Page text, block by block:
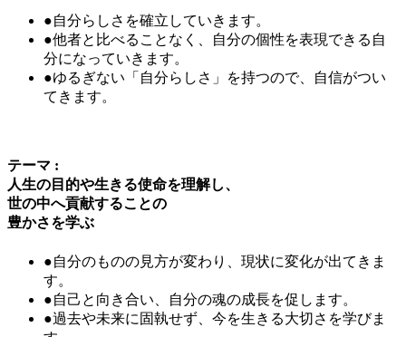
●自分らしさを確立していきます。
●他者と比べることなく、自分の個性を表現できる自
分になっていきます。
●ゆるぎない「自分らしさ」を持つので、自信がつい
てきます。
テーマ :
人生の目的や生きる使命を理解し、
世の中へ貢献することの
豊かさを学ぶ
●自分のものの見方が変わり、現状に変化が出てきま
す。
●自己と向き合い、自分の魂の成長を促します。
●過去や未来に固執せず、今を生きる大切さを学びま